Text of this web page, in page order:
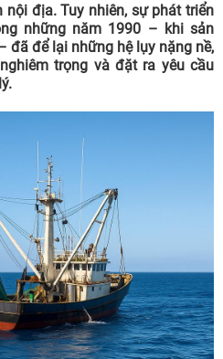
địa. Tuy nhiên, sự phát triển
những năm 1990 – khi sản
đã để lại những hệ lụy nặng nề,
trọng và đặt ra yêu cầu